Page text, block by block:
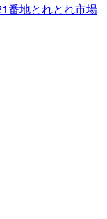
番地とれとれ市場